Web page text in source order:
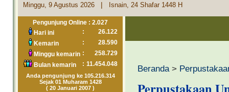
Minggu, 9 Agustus 2026 | Isnain, 24 Shafar 1448 H
Pengunjung Online : 2.027
Hari ini
:
26.122
Kemarin
:
28.590
Minggu kemarin :
258.729
Bulan kemarin
: 11.454.048
Anda pengunjung ke 105.216.314
Sejak 01 Muharam 1428
( 20 Januari 2007 )
Beranda>